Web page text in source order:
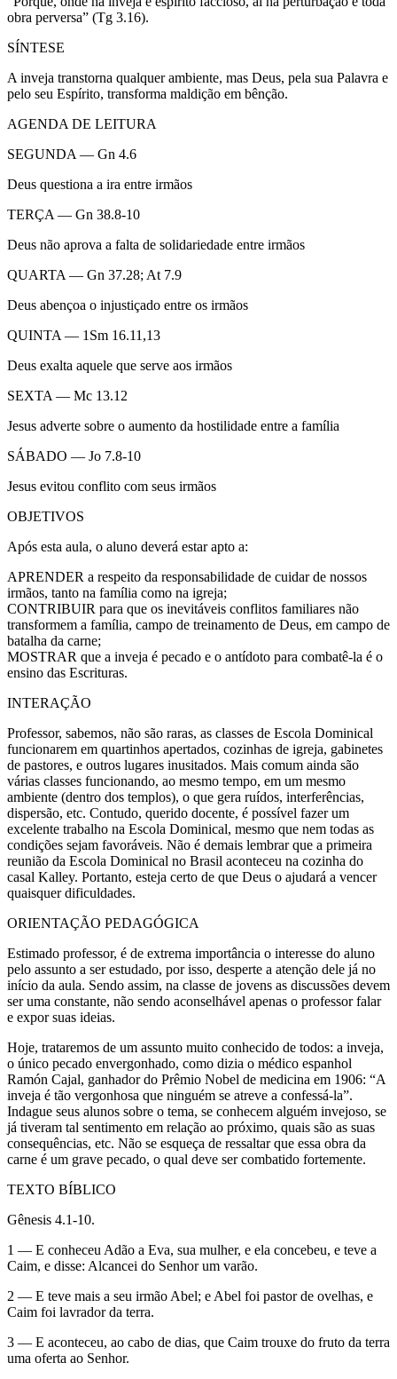
obra perversa” (Tg 3.16).
SÍNTESE
A inveja transtorna qualquer ambiente, mas Deus, pela sua Palavra e
pelo seu Espírito, transforma maldição em bênção.
AGENDA DE LEITURA
SEGUNDA — Gn 4.6
Deus questiona a ira entre irmãos
TERÇA — Gn 38.8-10
Deus não aprova a falta de solidariedade entre irmãos
QUARTA — Gn 37.28; At 7.9
Deus abençoa o injustiçado entre os irmãos
QUINTA — 1Sm 16.11,13
Deus exalta aquele que serve aos irmãos
SEXTA — Mc 13.12
Jesus adverte sobre o aumento da hostilidade entre a família
SÁBADO — Jo 7.8-10
Jesus evitou conflito com seus irmãos
OBJETIVOS
Após esta aula, o aluno deverá estar apto a:
APRENDER a respeito da responsabilidade de cuidar de nossos
irmãos, tanto na família como na igreja;
CONTRIBUIR para que os inevitáveis conflitos familiares não
transformem a família, campo de treinamento de Deus, em campo de
batalha da carne;
MOSTRAR que a inveja é pecado e o antídoto para combatê-la é o
ensino das Escrituras.
INTERAÇÃO
Professor, sabemos, não são raras, as classes de Escola Dominical
funcionarem em quartinhos apertados, cozinhas de igreja, gabinetes
de pastores, e outros lugares inusitados. Mais comum ainda são
várias classes funcionando, ao mesmo tempo, em um mesmo
ambiente (dentro dos templos), o que gera ruídos, interferências,
dispersão, etc. Contudo, querido docente, é possível fazer um
excelente trabalho na Escola Dominical, mesmo que nem todas as
condições sejam favoráveis. Não é demais lembrar que a primeira
reunião da Escola Dominical no Brasil aconteceu na cozinha do
casal Kalley. Portanto, esteja certo de que Deus o ajudará a vencer
quaisquer dificuldades.
ORIENTAÇÃO PEDAGÓGICA
Estimado professor, é de extrema importância o interesse do aluno
pelo assunto a ser estudado, por isso, desperte a atenção dele já no
início da aula. Sendo assim, na classe de jovens as discussões devem
ser uma constante, não sendo aconselhável apenas o professor falar
e expor suas ideias.
Hoje, trataremos de um assunto muito conhecido de todos: a inveja,
o único pecado envergonhado, como dizia o médico espanhol
Ramón Cajal, ganhador do Prêmio Nobel de medicina em 1906: “A
inveja é tão vergonhosa que ninguém se atreve a confessá-la”.
Indague seus alunos sobre o tema, se conhecem alguém invejoso, se
já tiveram tal sentimento em relação ao próximo, quais são as suas
consequências, etc. Não se esqueça de ressaltar que essa obra da
carne é um grave pecado, o qual deve ser combatido fortemente.
TEXTO BÍBLICO
Gênesis 4.1-10.
1 — E conheceu Adão a Eva, sua mulher, e ela concebeu, e teve a
Caim, e disse: Alcancei do Senhor um varão.
2 — E teve mais a seu irmão Abel; e Abel foi pastor de ovelhas, e
Caim foi lavrador da terra.
3 — E aconteceu, ao cabo de dias, que Caim trouxe do fruto da terra
uma oferta ao Senhor.